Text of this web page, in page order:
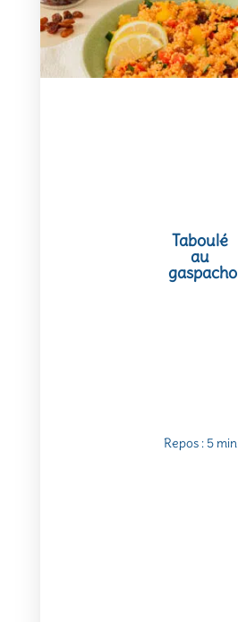
Taboulé
au
gaspacho
Repos : 5 min